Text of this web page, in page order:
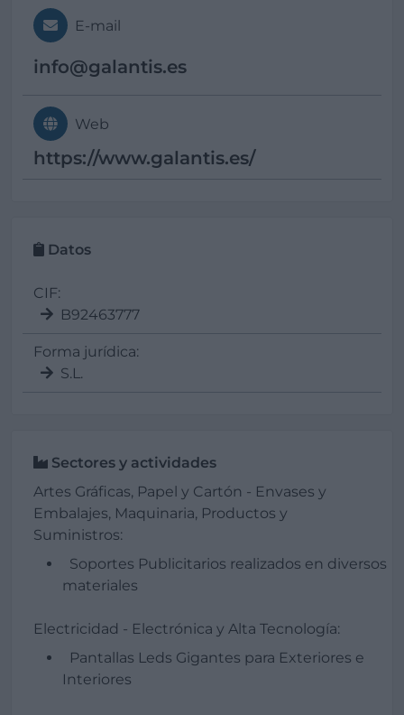
E-mail
info@galantis.es
Web
https://www.galantis.es/
Datos
CIF:
B92463777
Forma jurídica:
S.L.
Sectores y actividades
Artes Gráficas, Papel y Cartón - Envases y
Embalajes, Maquinaria, Productos y
Suministros:
Soportes Publicitarios realizados en diversos
materiales
Electricidad - Electrónica y Alta Tecnología:
Pantallas Leds Gigantes para Exteriores e
Interiores